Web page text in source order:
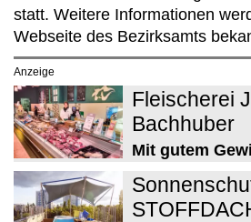
statt. Weitere Informationen
Webseite des Bezirksamts
Anzeige
Fleischerei
Bachhuber
Mit gutem